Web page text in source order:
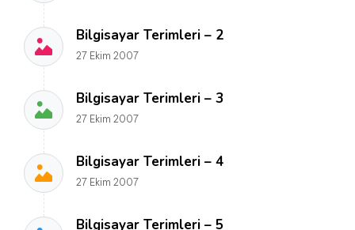
Bilgisayar Terimleri – 2
27 Ekim 2007
Bilgisayar Terimleri – 3
27 Ekim 2007
Bilgisayar Terimleri – 4
27 Ekim 2007
Bilgisayar Terimleri – 5